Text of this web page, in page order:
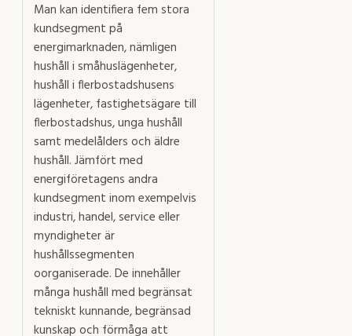
Man kan identifiera fem stora
kundsegment på
energimarknaden, nämligen
hushåll i småhuslägenheter,
hushåll i flerbostadshusens
lägenheter, fastighetsägare till
flerbostadshus, unga hushåll
samt medelålders och äldre
hushåll. Jämfört med
energiföretagens andra
kundsegment inom exempelvis
industri, handel, service eller
myndigheter är
hushållssegmenten
oorganiserade. De innehåller
många hushåll med begränsat
tekniskt kunnande, begränsad
kunskap och förmåga att